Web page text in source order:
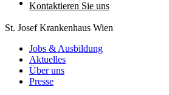
Kontaktieren Sie uns
St. Josef Krankenhaus Wien
Jobs & Ausbildung
Aktuelles
Über uns
Presse